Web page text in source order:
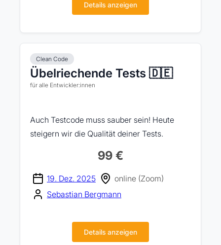
Details anzeigen
Clean Code
Übelriechende Tests 🇩🇪
für alle Entwickler:innen
Auch Testcode muss sauber sein! Heute
steigern wir die Qualität deiner Tests.
99 €
19. Dez. 2025
online (Zoom)
Sebastian Bergmann
Details anzeigen